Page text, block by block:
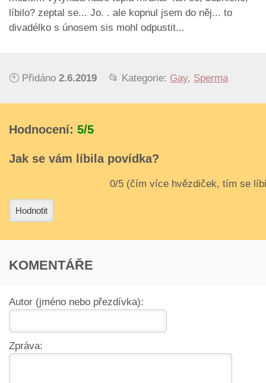
líbilo? zeptal se... Jo. . ale kopnul jsem do něj... to
divadélko s únosem sis mohl odpustit...
🕙 Přidáno 2.6.2019 📂 Kategorie: Gay, Sperma
Hodnocení: 5/5
Jak se vám líbila povídka?
Hodnotit
KOMENTÁŘE
Autor (jméno nebo přezdívka):
Zpráva: